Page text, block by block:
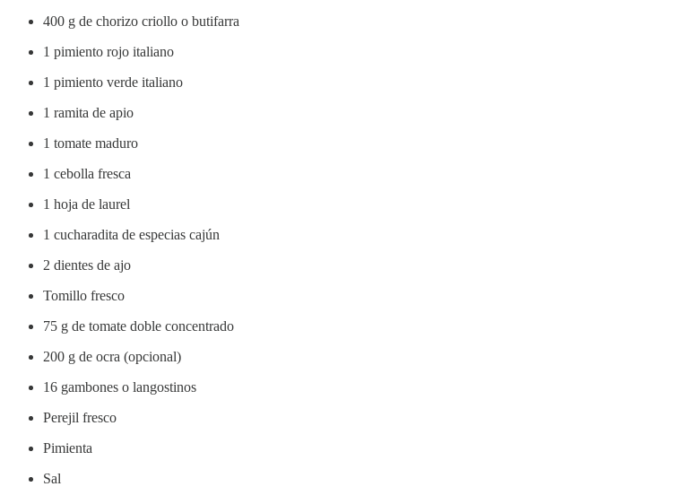
400 g de chorizo criollo o butifarra
1 pimiento rojo italiano
1 pimiento verde italiano
1 ramita de apio
1 tomate maduro
1 cebolla fresca
1 hoja de laurel
1 cucharadita de especias cajún
2 dientes de ajo
Tomillo fresco
75 g de tomate doble concentrado
200 g de ocra (opcional)
16 gambones o langostinos
Perejil fresco
Pimienta
Sal